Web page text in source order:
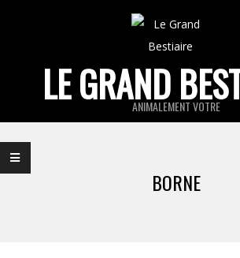
LE GRANDANIMALEMENT VOTRE
Navigation
Menu
BORNE